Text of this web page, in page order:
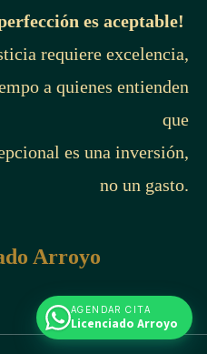
es aceptable!
requiere excelencia,
a quienes entienden
que
es una inversión,
no un gasto.
Arroyo
AGENDAR CITA
Licenciado Arroyo